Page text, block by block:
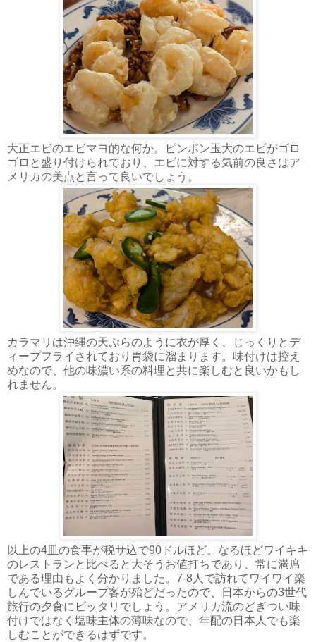
大正エビのエビマヨ的な何か。ピンポン玉大のエビがゴロ
ゴロと盛り付けられており、エビに対する気前の良さはア
メリカの美点と言って良いでしょう。
カラマリは沖縄の天ぷらのように衣が厚く、じっくりとデ
ィープフライされており胃袋に溜まります。味付けは控え
めなので、他の味濃い系の料理と共に楽しむと良いかもし
れません。
以上の4皿の食事が税サ込で90ドルほど。なるほどワイキキ
のレストランと比べると大そうお値打ちであり、常に満席
である理由もよく分かりました。7-8人で訪れてワイワイ楽
しんでいるグループ客が殆どだったので、日本からの3世代
旅行の夕食にピッタリでしょう。アメリカ流のどぎつい味
付けではなく塩味主体の薄味なので、年配の日本人でも楽
しむことができるはずです。